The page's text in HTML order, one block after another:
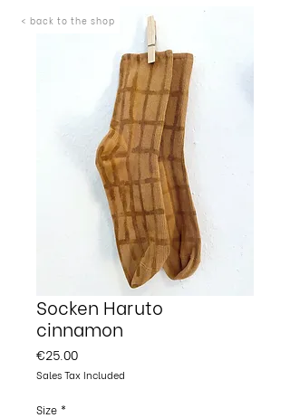
Socken Haruto
cinnamon
€25.00Price
Sales Tax Included
Size *
< back to the shop